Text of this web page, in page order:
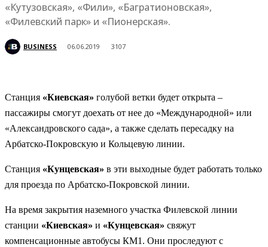
«Кутузовская», «Фили», «Багратионовская»,
«Филевский парк» и «Пионерская».
BUSINESS 06.06.2019 3107
Станция «Киевская» голубой ветки будет открыта –
пассажиры смогут доехать от нее до «Международной» или
«Александровского сада», а также сделать пересадку на
Арбатско-Покровскую и Кольцевую линии.
Станция «Кунцевская» в эти выходные будет работать только
для проезда по Арбатско-Покровской линии.
На время закрытия наземного участка Филевской линии
станции «Киевская» и «Кунцевская» свяжут
компенсационные автобусы КМ1. Они проследуют с